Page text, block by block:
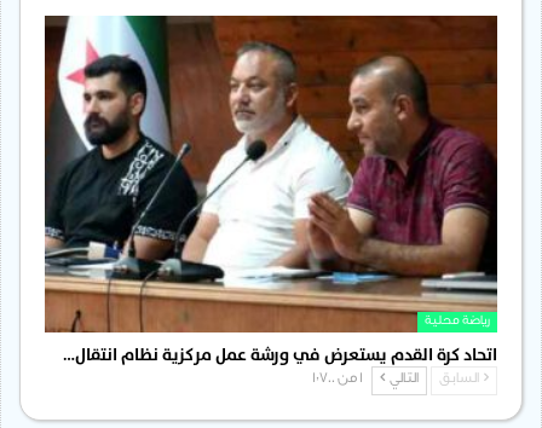
رياضة محلية
اتحاد كرة القدم يستعرض في ورشة عمل مركزية نظام انتقال…
السابق التالي